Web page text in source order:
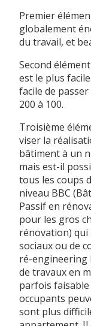
Premier
globalement
du travail, et
Second
est le plus
facile de passer
200 à 100.
Troisième
viser la
bâtiment à un
mais est-il
tous les coups
niveau BBC
Passif en
pour les gros
rénovation)
sociaux ou de
ré-engineering
de travaux en
parfois
occupants
sont plus